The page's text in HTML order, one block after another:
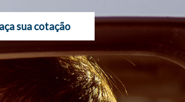
sua cotação